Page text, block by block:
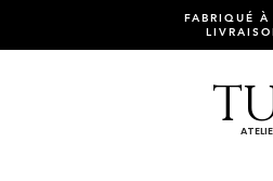
FABRIQUÉ